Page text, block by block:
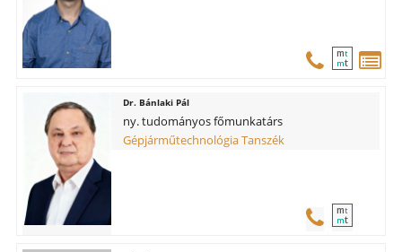
mt
mt
Bánlaki Pál
ny. tudományos főmunkatárs
Gépjárműtechnológia Tanszék
mt
mt